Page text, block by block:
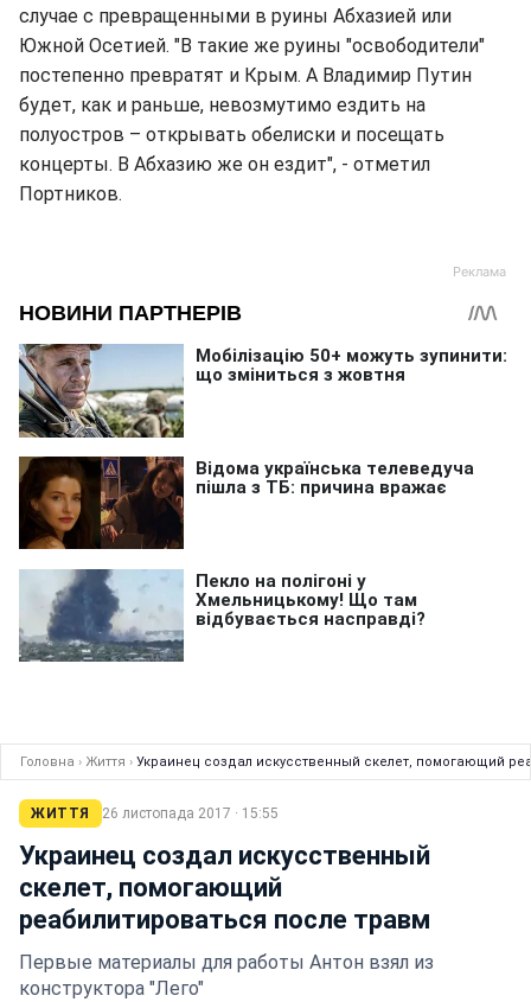
случае с превращенными в руины Абхазией или
Южной Осетией. "В такие же руины "освободители"
постепенно превратят и Крым. А Владимир Путин
будет, как и раньше, невозмутимо ездить на
полуостров – открывать обелиски и посещать
концерты. В Абхазию же он ездит", - отметил
Портников.
Головна › Життя › Украинец создал искусственный скелет, помогающий
ЖИТТЯ 26 листопада 2017 · 15:55
Украинец создал искусственный
скелет, помогающий
реабилитироваться после травм
Первые материалы для работы Антон взял из
конструктора "Лего"